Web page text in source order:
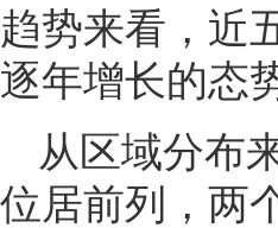
趋势来看，近
逐年增长的态
从区域分布
位居前列，两